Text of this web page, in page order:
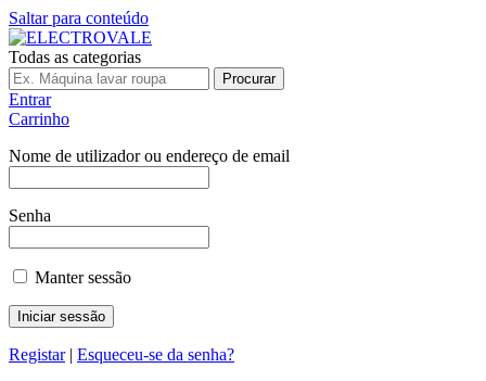
Saltar para conteúdo
Todas as categorias
Procurar
Entrar
Carrinho
Nome de utilizador ou endereço de email
Senha
Manter sessão
Registar| Esqueceu-se da senha?